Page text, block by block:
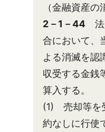
（金融資産
2－1－44 法
合において、
よる消滅を認
収受する金銭
算入する。
(1) 売却等を
約なしに行使